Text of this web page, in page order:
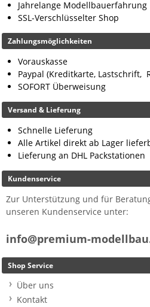
Jahrelange Modellbauerfahrung
SSL-Verschlüsselter Shop
Zahlungsmöglichkeiten
Vorauskasse
Paypal (Kreditkarte, Lastschrift,
SOFORT Überweisung
Versand & Lieferung
Schnelle Lieferung
Alle Artikel direkt ab Lager
Lieferung an DHL Packstationen
Kundenservice
Zur Unterstützung und für
unseren Kundenservice unter:
info@premium-
Shop Service
Über uns
Kontakt